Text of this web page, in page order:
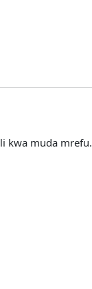
kwa muda mrefu.